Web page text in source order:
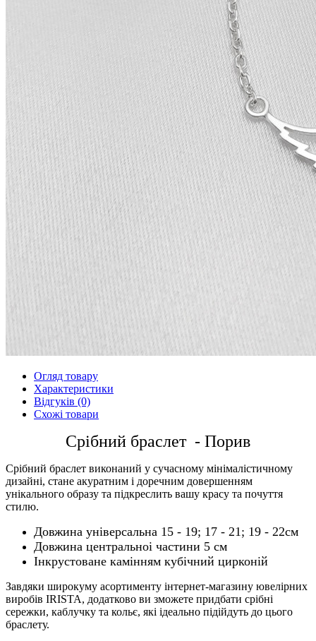
Огляд товару
Характеристики
Відгуків (0)
Схожі товари
Срібний браслет - Порив
Срібний браслет виконаний у сучасному мінімалістичному
дизайні, стане акуратним і доречним довершенням
унікального образу та підкреслить вашу красу та почуття
стилю.
Довжина універсальна 15 - 19; 17 - 21; 19 - 22см
Довжина центральноі частини 5 см
Інкрустоване камінням кубічний цирконій
Завдяки широкуму асортименту інтернет-магазину ювелірних
виробів IRISTA, додатково ви зможете придбати срібні
сережки, каблучку та кольє, які ідеально підійдуть до цього
браслету.